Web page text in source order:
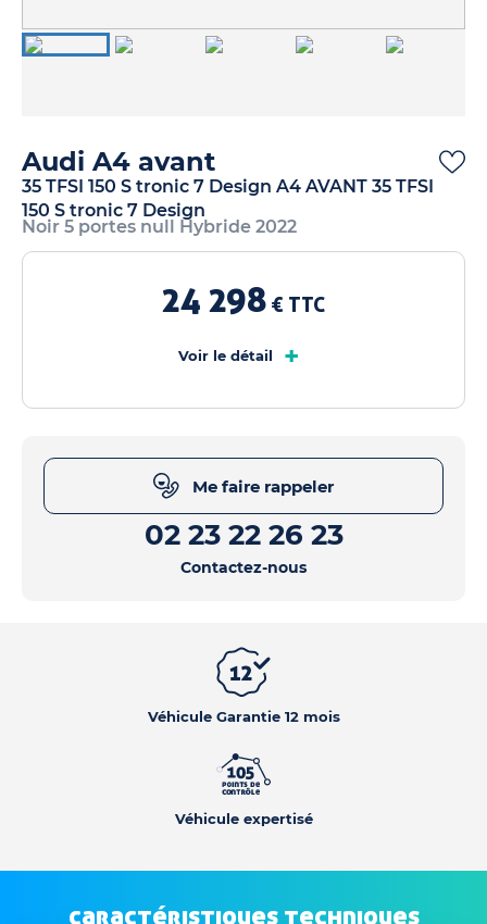
Véhicule Garantie 12 mois
Véhicule expertisé
caractéristiques techniques
Audi A4 avant
35 TFSI 150 S tronic 7 Design A4 AVANT 35 TFSI
150 S tronic 7 Design
Noir 5 portes null Hybride 2022
24 298 € TTC
Voir le détail +
Me faire rappeler
02 23 22 26 23
Contactez-nous